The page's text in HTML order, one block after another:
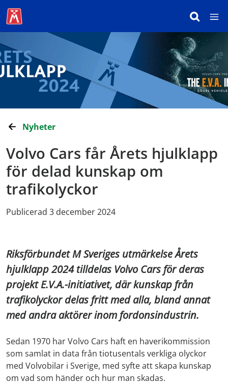
Nyheter
Volvo Cars får Årets hjulklapp
för delad kunskap om
trafikolyckor
Publicerad 3 december 2024
Riksförbundet M Sveriges utmärkelse Årets
hjulklapp 2024 tilldelas Volvo Cars för deras
projekt E.V.A.-initiativet, där kunskap från
trafikolyckor delas fritt med alla, bland annat
med andra aktörer inom fordonsindustrin.
Sedan 1970 har Volvo Cars haft en haverikommission
som samlat in data från tiotusentals verkliga olyckor
med Volvobilar i Sverige, med syfte att skapa kunskap
om vad som händer och hur man skadas.